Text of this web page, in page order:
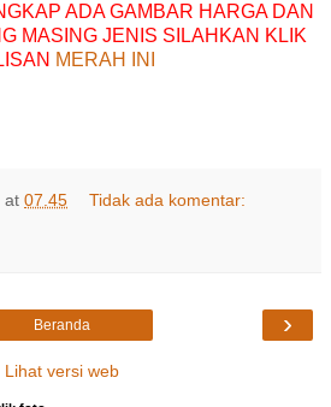
ADA GAMBAR HARGA DAN
MASING JENIS SILAHKAN KLIK
MERAH INI
at 07.45 Tidak ada komentar:
›
Beranda
Lihat versi web